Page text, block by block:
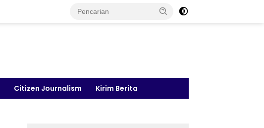
Citizen Journalism Kirim Berita